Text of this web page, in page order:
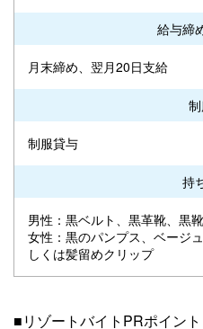
給与締
月末締め、翌月20日支給
制服貸与
持
男性：黒ベルト、黒革靴、黒
女性：黒のパンプス、ベージ
しくは髪留めクリップ
■リゾートバイトPRポイント